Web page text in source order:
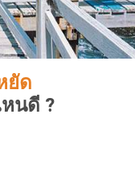
ยัด
หนดี ?